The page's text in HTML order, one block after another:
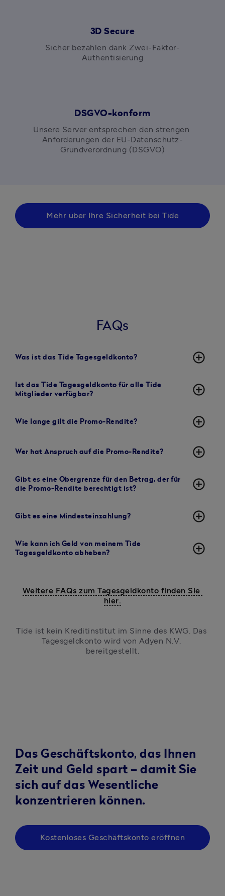
3D Secure
Sicher bezahlen dank Zwei-Faktor-
Authentisierung
DSGVO-konform
Unsere Server entsprechen den strengen
Anforderungen der EU-Datenschutz-
Grundverordnung (DSGVO)
Mehr über Ihre Sicherheit bei Tide
FAQs
Was ist das Tide Tagesgeldkonto? add_circle_outline
Ist das Tide Tagesgeldkonto für alle Tide
Mitglieder verfügbar?
add_circle_outline
Wie lange gilt die Promo-Rendite? add_circle_outline
Wer hat Anspruch auf die Promo-Rendite? add_circle_outline
Gibt es eine Obergrenze für den Betrag, der für
die Promo-Rendite berechtigt ist?
add_circle_outline
Gibt es eine Mindesteinzahlung? add_circle_outline
Wie kann ich Geld von meinem Tide
Tagesgeldkonto abheben?
add_circle_outline
Weitere FAQs zum Tagesgeldkonto finden Sie
hier.
Tide ist kein Kreditinstitut im Sinne des KWG. Das
Tagesgeldkonto wird von Adyen N.V.
bereitgestellt.
Das Geschäftskonto, das Ihnen
Zeit und Geld spart – damit Sie
sich auf das Wesentliche
konzentrieren können.
Kostenloses Geschäftskonto eröffnen